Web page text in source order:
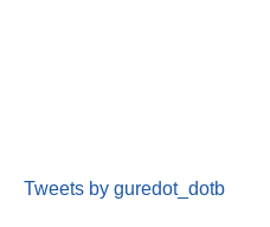
Tweets by guredot_dotb